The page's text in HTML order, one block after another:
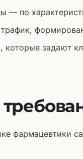
— по
которые задают
фармацевтики